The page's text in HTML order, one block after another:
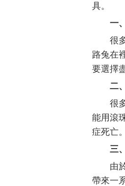
具。
一
很
路兔在
要選擇
二
很
能用滾
症死亡
三
由
帶來一